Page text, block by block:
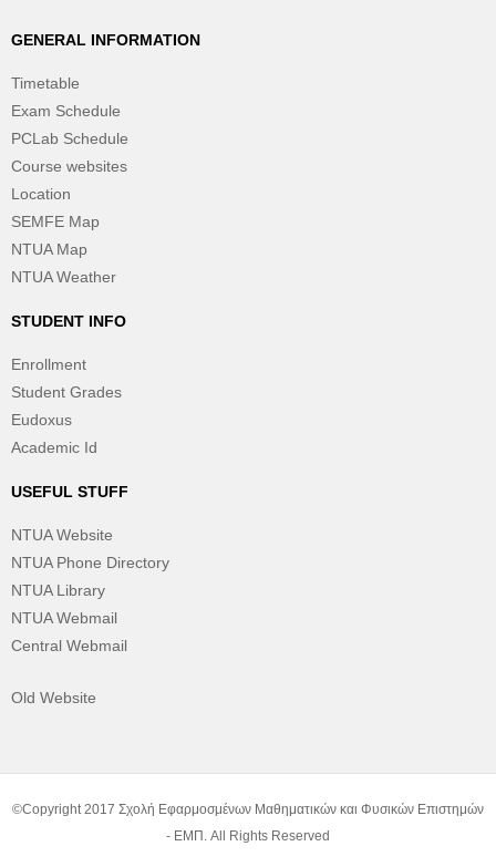
GENERAL INFORMATION
Timetable
Exam Schedule
PCLab Schedule
Course websites
Location
SEMFE Map
NTUA Map
NTUA Weather
STUDENT INFO
Enrollment
Student Grades
Eudoxus
Academic Id
USEFUL STUFF
NTUA Website
NTUA Phone Directory
NTUA Library
NTUA Webmail
Central Webmail
Old Website
©Copyright 2017 Σχολή Εφαρμοσμένων Μαθηματικών και Φυσικών Επιστημών
- ΕΜΠ. All Rights Reserved